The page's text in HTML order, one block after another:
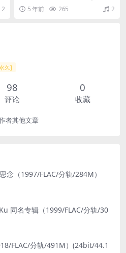
2
0.8M）
5 年前 265 2
久]
98
评论
0
收藏
者其他文章
念（1997/FLAC/分轨/284M）
同名专辑（1999/FLAC/分轨/30
FLAC/分轨/491M）(24bit/44.1